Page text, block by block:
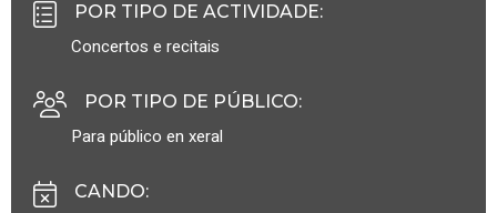
POR TIPO DE ACTIVIDADE:
Concertos e recitais
POR TIPO DE PÚBLICO:
Para público en xeral
CANDO: